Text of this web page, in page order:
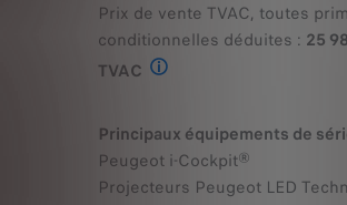
La prime de recyclage est une
Prix de vente TVAC, toutes
conditionnelles déduites : 25
TVAC
Principaux équipements de
Peugeot i-Cockpit®
Projecteurs Peugeot LED